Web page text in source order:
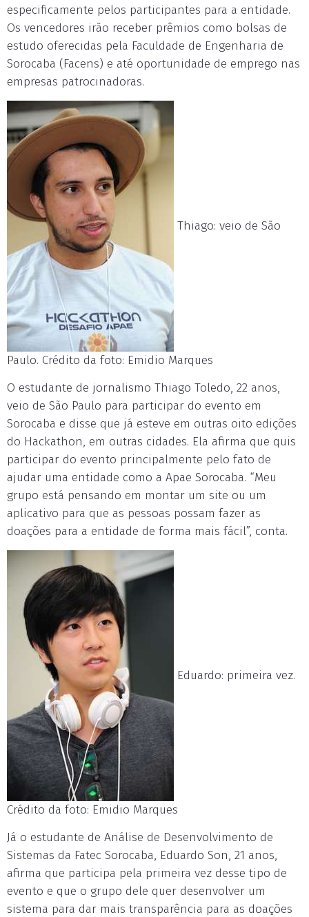
especificamente pelos participantes para a entidade.
Os vencedores irão receber prêmios como bolsas de
estudo oferecidas pela Faculdade de Engenharia de
Sorocaba (Facens) e até oportunidade de emprego nas
empresas patrocinadoras.
Thiago: veio de São
Paulo. Crédito da foto: Emidio Marques
O estudante de jornalismo Thiago Toledo, 22 anos,
veio de São Paulo para participar do evento em
Sorocaba e disse que já esteve em outras oito edições
do Hackathon, em outras cidades. Ela afirma que quis
participar do evento principalmente pelo fato de
ajudar uma entidade como a Apae Sorocaba. “Meu
grupo está pensando em montar um site ou um
aplicativo para que as pessoas possam fazer as
doações para a entidade de forma mais fácil”, conta.
Eduardo: primeira vez.
Crédito da foto: Emidio Marques
Já o estudante de Análise de Desenvolvimento de
Sistemas da Fatec Sorocaba, Eduardo Son, 21 anos,
afirma que participa pela primeira vez desse tipo de
evento e que o grupo dele quer desenvolver um
sistema para dar mais transparência para as doações